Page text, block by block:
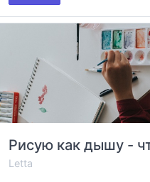
Letta